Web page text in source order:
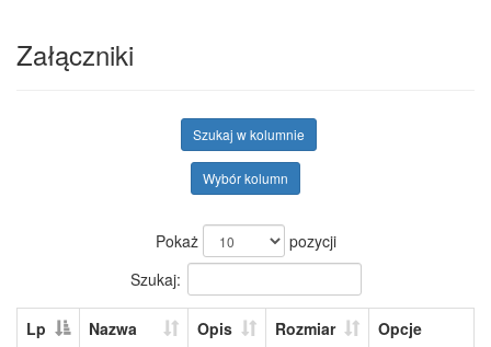
Załączniki
Szukaj w kolumnie
Wybór kolumn
Pokaż
pozycji
Szukaj:
Lp Nazwa Opis Rozmiar
Opcje